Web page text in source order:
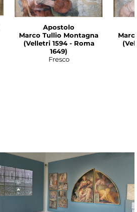
Apostolo
Marco Tullio Montagna
(Velletri 1594 - Roma
1649)
Fresco